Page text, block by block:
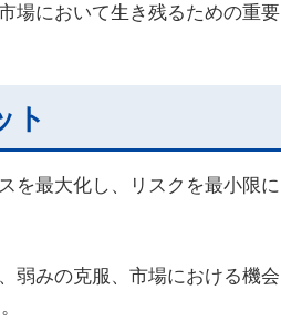
場において生き残るための重要
ト
を最大化し、リスクを最小限に
弱みの克服、市場における機会